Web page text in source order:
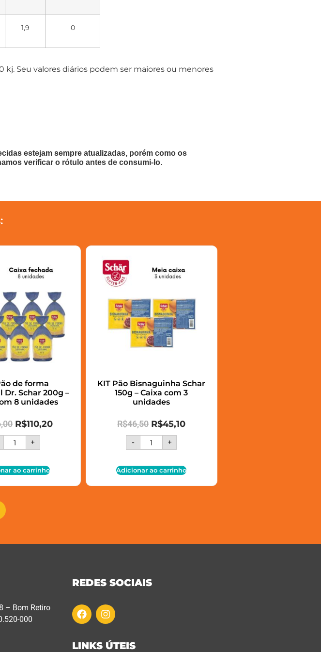
1,9 0
Seu valores diários podem ser maiores ou menores
estejam sempre atualizadas, porém como os
verificar o rótulo antes de consumi-lo.
de forma
Dr. Schar 200g –
8 unidades
R$110,20
+
ao carrinho
KIT Pão Bisnaguinha Schar
150g – Caixa com 3
unidades
R$46,50 R$45,10
- +
Adicionar ao carrinho
– Bom Retiro
000
REDES SOCIAIS
LINKS ÚTEIS